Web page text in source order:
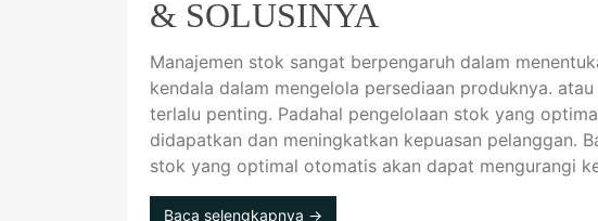
& SOLUSINYA
Manajemen stok sangat berpengaruh dalam
kendala dalam mengelola persediaan produknya.
terlalu penting. Padahal pengelolaan stok yang
didapatkan dan meningkatkan kepuasan pelanggan.
stok yang optimal otomatis akan dapat mengurangi
Baca selengkapnya →